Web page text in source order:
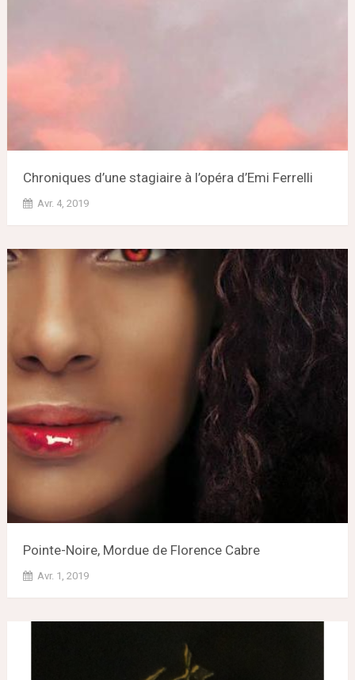
Chroniques d’une stagiaire à l’opéra d’Emi Ferrelli
Avr. 4, 2019
Pointe-Noire, Mordue de Florence Cabre
Avr. 1, 2019